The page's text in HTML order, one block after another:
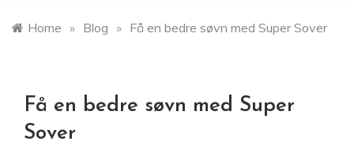
Home » Blog » Få en bedre søvn med Super Sover
Få en bedre søvn med Super
Sover